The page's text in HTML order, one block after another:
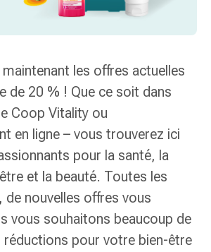
les offres actuelles
de 20 % ! Que ce soit dans
Coop Vitality ou
en ligne – vous trouverez ici
pour la santé, la
et la beauté. Toutes les
de nouvelles offres vous
vous souhaitons beaucoup de
réductions pour votre bien-être